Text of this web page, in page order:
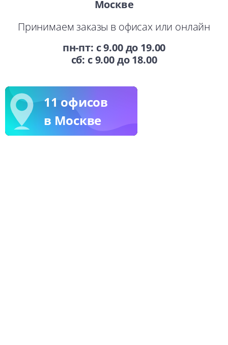
Москве
Принимаем заказы в офисах или онлайн
пн-пт: с 9.00 до 19.00
сб: с 9.00 до 18.00
11 офисов
в Москве
3 пункта